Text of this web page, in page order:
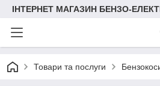
ІНТЕРНЕТ МАГАЗИН БЕНЗО-
Товари та послуги